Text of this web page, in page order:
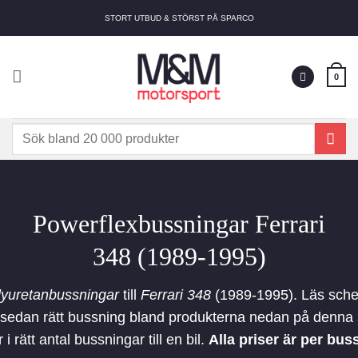
STORT UTBUD & STÖRST PÅ SPARCO
0
Sök
Powerflexbussningar Ferrari
348 (1989-1995)
till Ferrari 348 (1989-1995). Läs
rätt bussning bland produkterna nedan på
i rätt antal bussningar till en bil. Alla priser är per